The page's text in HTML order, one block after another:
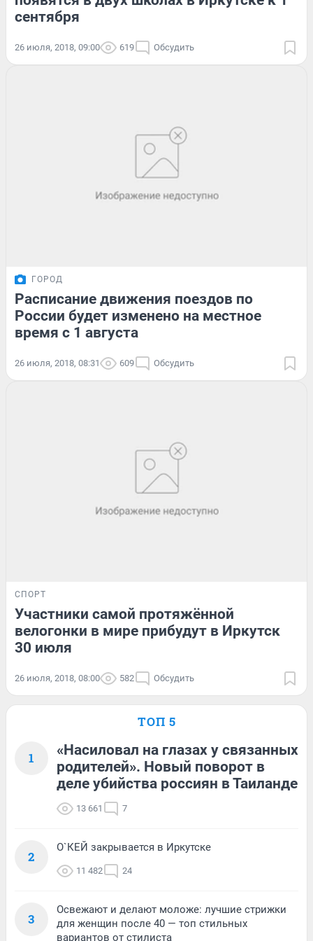
сентября
26 июля, 2018, 09:00 619 Обсудить
ГОРОД
Расписание движения поездов по
России будет изменено на местное
время с 1 августа
26 июля, 2018, 08:31 609 Обсудить
СПОРТ
Участники самой протяжённой
велогонки в мире прибудут в Иркутск
30 июля
26 июля, 2018, 08:00 582 Обсудить
ТОП 5
1
«Насиловал на глазах у связанных
родителей». Новый поворот в
деле убийства россиян в Таиланде
13 661 7
2
О`КЕЙ закрывается в Иркутске
11 482 24
3
Освежают и делают моложе: лучшие стрижки
для женщин после 40 — топ стильных
вариантов от стилиста